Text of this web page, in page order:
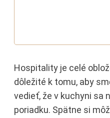
Hospitality je celé
dôležité k tomu, aby
vedieť, že v kuchyni sa
poriadku. Spätne si